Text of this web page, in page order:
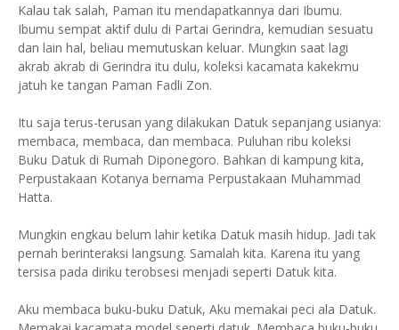
Kalau tak salah, Paman itu mendapatkannya dari Ibumu.
Ibumu sempat aktif dulu di Partai Gerindra, kemudian sesuatu
dan lain hal, beliau memutuskan keluar. Mungkin saat lagi
akrab akrab di Gerindra itu dulu, koleksi kacamata kakekmu
jatuh ke tangan Paman Fadli Zon.
Itu saja terus-terusan yang dilakukan Datuk sepanjang usianya:
membaca, membaca, dan membaca. Puluhan ribu koleksi
Buku Datuk di Rumah Diponegoro. Bahkan di kampung kita,
Perpustakaan Kotanya bernama Perpustakaan Muhammad
Hatta.
Mungkin engkau belum lahir ketika Datuk masih hidup. Jadi tak
pernah berinteraksi langsung. Samalah kita. Karena itu yang
tersisa pada diriku terobsesi menjadi seperti Datuk kita.
Aku membaca buku-buku Datuk, Aku memakai peci ala Datuk.